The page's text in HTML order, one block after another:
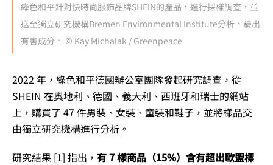
綠色和平針對快時尚服飾品牌SHEIN的產品，進行採樣調查，並
送至獨立研究機構Bremen Environmental Institute分析，驗出
有害成分。 © Kay Michalak / Greenpeace
2022 年，綠色和平德國辦公室團隊發起研究調查，從
SHEIN 在奧地利、德國、義大利、西班牙和瑞士的網站
上，購買了 47 件男裝、女裝、童裝和鞋子，並將樣品交
由獨立研究機構進行分析。
研究結果 [1] 指出， 有 7 樣商品（15%）含有超出歐盟標